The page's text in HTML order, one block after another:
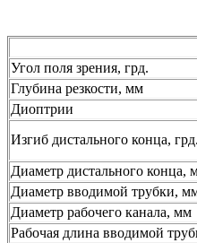
Угол поля зрения, грд.
Глубина резкости, мм
Диоптрии
Изгиб дистального конца, грд.
Диаметр дистального конца,
Диаметр вводимой трубки,
Диаметр рабочего канала, мм
Рабочая длина вводимой